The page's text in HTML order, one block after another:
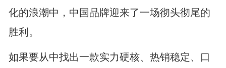
化的浪潮中，中国品牌迎来了一场彻头彻尾的
胜利。
如果要从中找出一款实力硬核、热销稳定、口